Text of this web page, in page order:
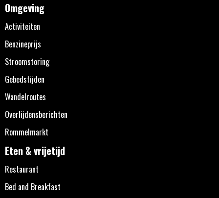
Omgeving
Activiteiten
Benzineprijs
Stroomstoring
Gebedstijden
Wandelroutes
Overlijdensberichten
Rommelmarkt
Eten & vrijetijd
Restaurant
Bed and Breakfast